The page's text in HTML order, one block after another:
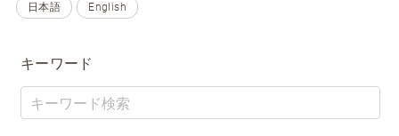
日本語 English
キーワード